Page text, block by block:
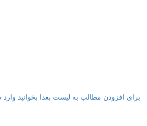
برای افزودن مطالب به لیست بعدا بخوانید وارد